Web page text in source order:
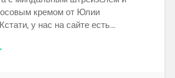
кремом от Юлии
у нас на сайте есть…